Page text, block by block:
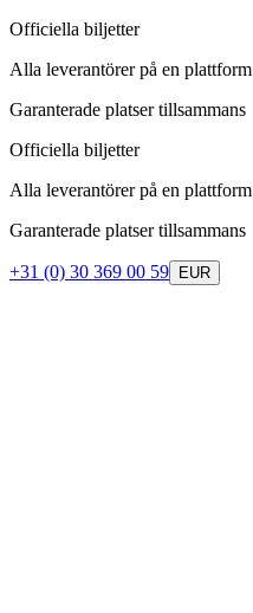
Officiella biljetter
Alla leverantörer på en plattform
Garanterade platser tillsammans
Officiella biljetter
Alla leverantörer på en plattform
Garanterade platser tillsammans
+31 (0) 30 369 00 59 EUR